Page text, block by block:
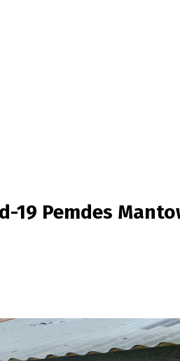
19 Pemdes